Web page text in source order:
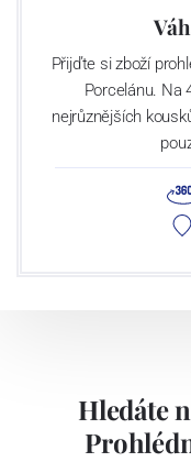
Přijďte si zboží
Porcelánu. Na
nejrůznějších
Hledáte